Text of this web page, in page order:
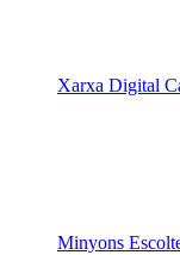
Xarxa Digital
Minyons